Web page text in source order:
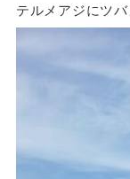
テルメアジにツ